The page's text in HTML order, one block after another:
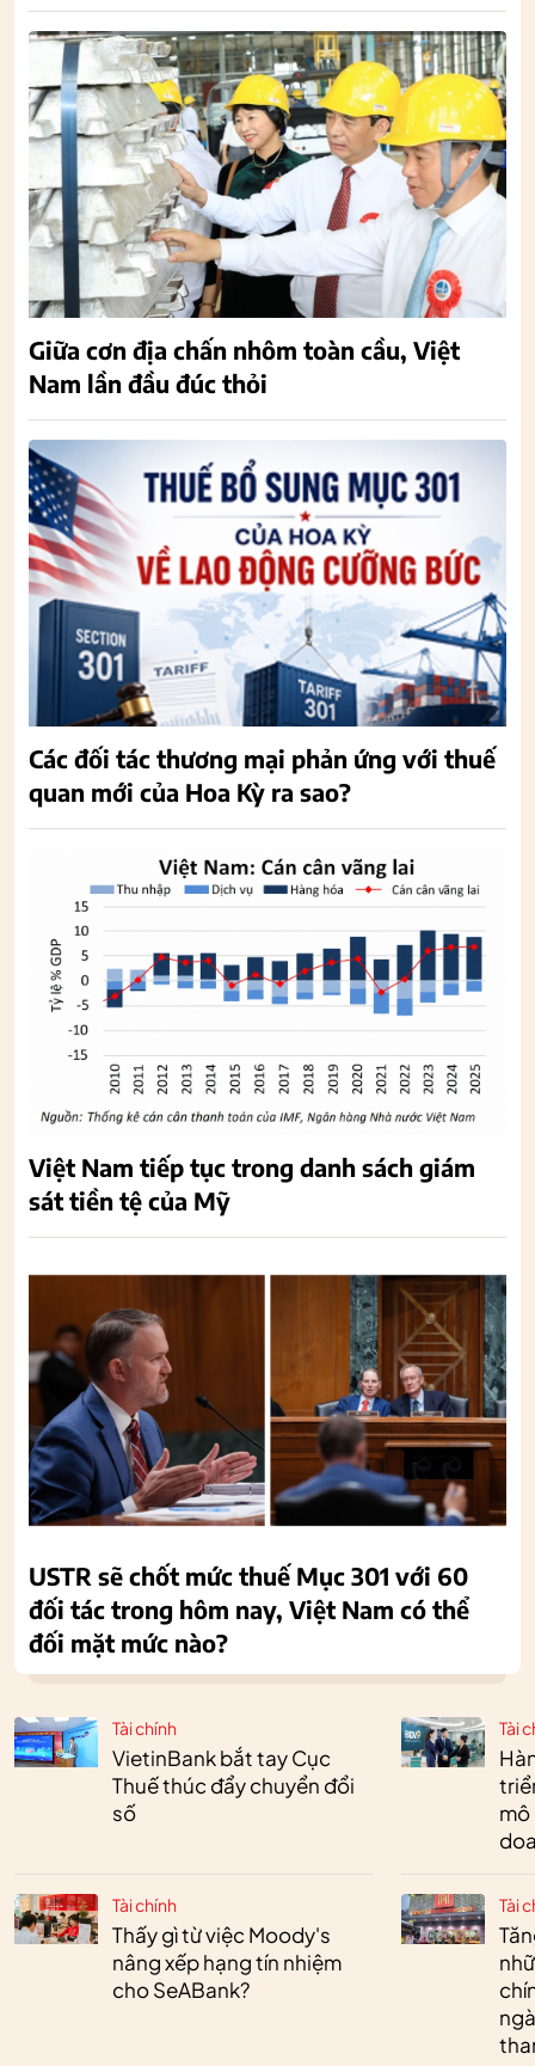
Tài chính
VietinBank bắt tay Cục
Thuế thúc đẩy chuyển đổi
số
Tài chính
Thấy gì từ việc Moody's
nâng xếp hạng tín nhiệm
cho SeABank?
Tài
mô
Tài
Giữa cơn địa chấn nhôm toàn cầu, Việt
Nam lần đầu đúc thỏi
Các đối tác thương mại phản ứng với thuế
quan mới của Hoa Kỳ ra sao?
Việt Nam tiếp tục trong danh sách giám
sát tiền tệ của Mỹ
USTR sẽ chốt mức thuế Mục 301 với 60
đối tác trong hôm nay, Việt Nam có thể
đối mặt mức nào?